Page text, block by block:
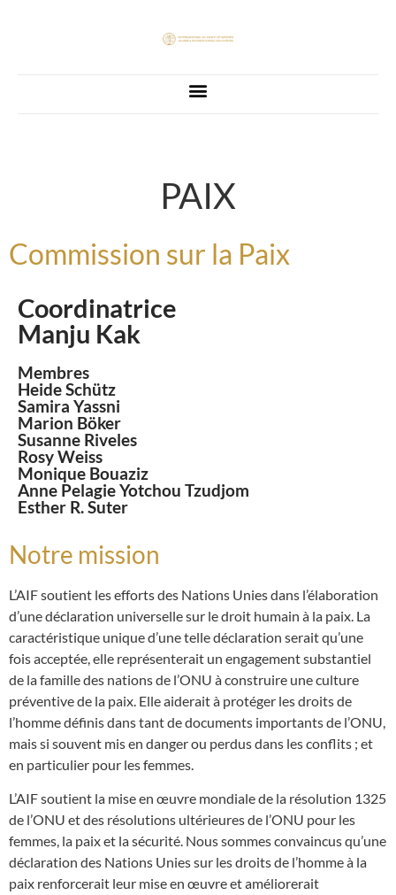
PAIX
Commission sur la Paix
Coordinatrice
Manju Kak
Membres
Heide Schütz
Samira Yassni
Marion Böker
Susanne Riveles
Rosy Weiss
Monique Bouaziz
Anne Pelagie Yotchou Tzudjom
Esther R. Suter
Notre mission
L’AIF soutient les efforts des Nations Unies dans l’élaboration
d’une déclaration universelle sur le droit humain à la paix. La
caractéristique unique d’une telle déclaration serait qu’une
fois acceptée, elle représenterait un engagement substantiel
de la famille des nations de l’ONU à construire une culture
préventive de la paix. Elle aiderait à protéger les droits de
l’homme définis dans tant de documents importants de l’ONU,
mais si souvent mis en danger ou perdus dans les conflits ; et
en particulier pour les femmes.
L’AIF soutient la mise en œuvre mondiale de la résolution 1325
de l’ONU et des résolutions ultérieures de l’ONU pour les
femmes, la paix et la sécurité. Nous sommes convaincus qu’une
déclaration des Nations Unies sur les droits de l’homme à la
paix renforcerait leur mise en œuvre et améliorerait